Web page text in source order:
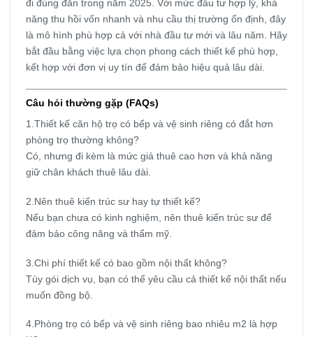
đi đúng đắn trong năm 2025. Với mức đầu tư hợp lý, khả
năng thu hồi vốn nhanh và nhu cầu thị trường ổn định, đây
là mô hình phù hợp cả với nhà đầu tư mới và lâu năm. Hãy
bắt đầu bằng việc lựa chọn phong cách thiết kế phù hợp,
kết hợp với đơn vị uy tín để đảm bảo hiệu quả lâu dài.
Câu hỏi thường gặp (FAQs)
1.Thiết kế căn hộ trọ có bếp và vệ sinh riêng có đắt hơn
phòng trọ thường không?
Có, nhưng đi kèm là mức giá thuê cao hơn và khả năng
giữ chân khách thuê lâu dài.
2.Nên thuê kiến trúc sư hay tự thiết kế?
Nếu bạn chưa có kinh nghiệm, nên thuê kiến trúc sư để
đảm bảo công năng và thẩm mỹ.
3.Chi phí thiết kế có bao gồm nội thất không?
Tùy gói dịch vụ, bạn có thể yêu cầu cả thiết kế nội thất nếu
muốn đồng bộ.
4.Phòng trọ có bếp và vệ sinh riêng bao nhiêu m2 là hợp